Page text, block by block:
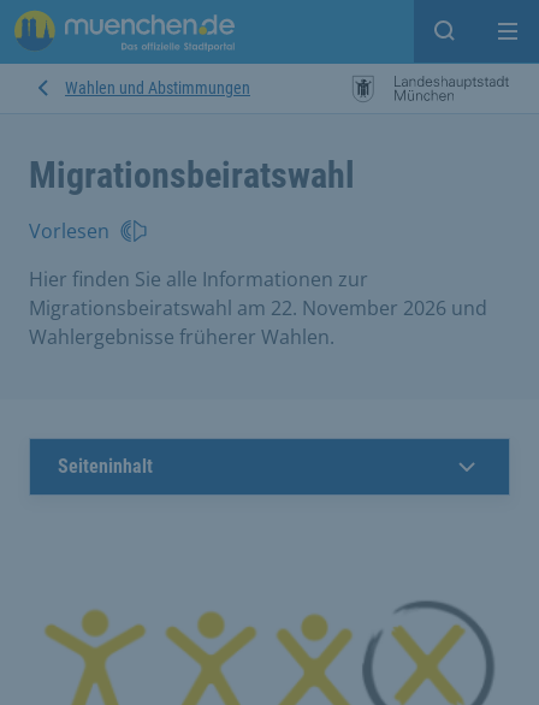
Suche
Wahlen und Abstimmungen
Migrationsbeiratswahl
Vorlesen
Hier finden Sie alle Informationen zur
Migrationsbeiratswahl am 22. November 2026 und
Wahlergebnisse früherer Wahlen.
Seiteninhalt